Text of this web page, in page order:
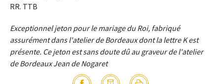
RR. TTB
Exceptionnel jeton pour le mariage du Roi, fabriqué
assurément dans l'atelier de Bordeaux dont la lettre K est
présente. Ce jeton est sans doute dû au graveur de l'atelier
de Bordeaux Jean de Nogaret